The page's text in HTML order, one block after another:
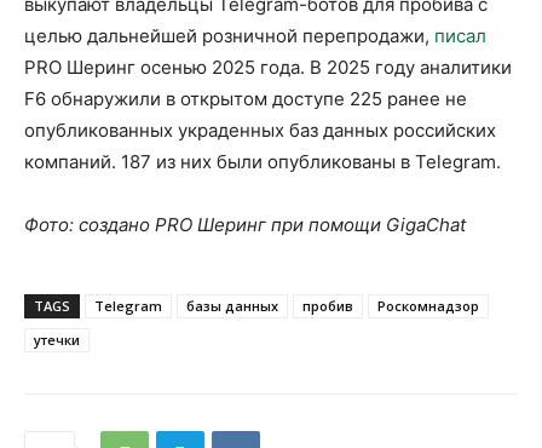
целью дальнейшей розничной перепродажи, писал
PRO Шеринг осенью 2025 года. В 2025 году аналитики
F6 обнаружили в открытом доступе 225 ранее не
опубликованных украденных баз данных российских
компаний. 187 из них были опубликованы в Telegram.
Фото: создано PRO Шеринг при помощи GigaChat
TAGS Telegram базы данных пробив
Роскомнадзор
утечки